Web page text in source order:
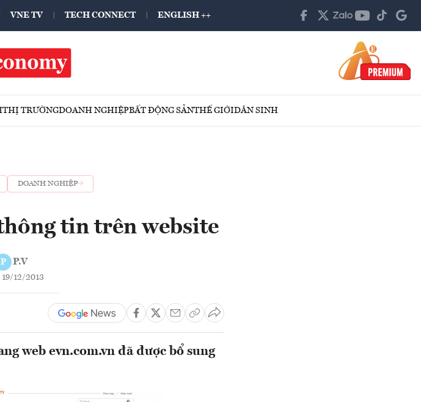
VNE TV TECH CONNECT ENGLISH ++
THỊ TRƯỜNGDOANH NGHIỆPBẤT ĐỘNG SẢNTHẾ GIỚIDÂN SINH
DOANH NGHIỆP
tin trên website
P P.V
19/12/2013
web evn.com.vn đã được bổ sung